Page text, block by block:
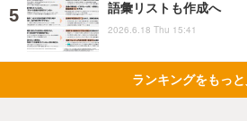
語彙リストも作成へ
2026.6.18 Thu 15:41
ランキングをもっ